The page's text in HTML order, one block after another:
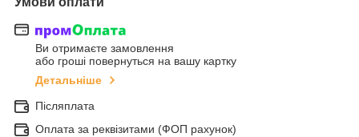
Ви отримаєте замовлення
або гроші повернуться на вашу картку
Детальніше
Післяплата
Оплата за реквізитами (ФОП рахунок)